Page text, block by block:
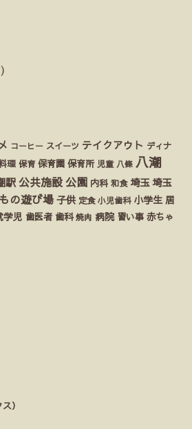
コーヒー スイーツ テイクアウト ディナ
理 保育 保育園 保育所 児童 八條 八潮
駅 公共施設 公園 内科 和食 埼玉 埼玉
の遊び場 子供 定食 小児歯科 小学生 居
学児 歯医者 歯科 焼肉 病院 習い事 赤ちゃ
）